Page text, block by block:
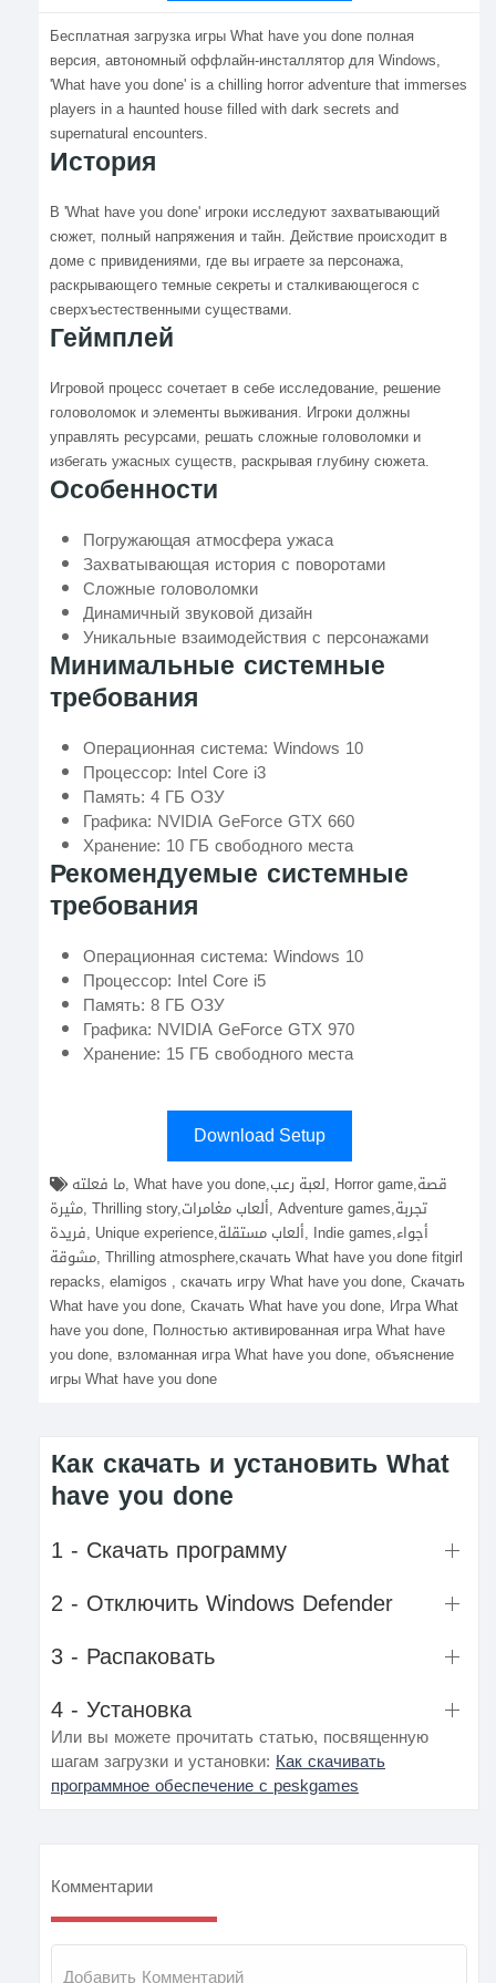
Бесплатная загрузка игры What have you done полная
версия, автономный оффлайн-инсталлятор для Windows,
'What have you done' is a chilling horror adventure that immerses
players in a haunted house filled with dark secrets and
supernatural encounters.
История
В 'What have you done' игроки исследуют захватывающий
сюжет, полный напряжения и тайн. Действие происходит в
доме с привидениями, где вы играете за персонажа,
раскрывающего темные секреты и сталкивающегося с
сверхъестественными существами.
Геймплей
Игровой процесс сочетает в себе исследование, решение
головоломок и элементы выживания. Игроки должны
управлять ресурсами, решать сложные головоломки и
избегать ужасных существ, раскрывая глубину сюжета.
Особенности
Погружающая атмосфера ужаса
Захватывающая история с поворотами
Сложные головоломки
Динамичный звуковой дизайн
Уникальные взаимодействия с персонажами
Минимальные системные
требования
Операционная система: Windows 10
Процессор: Intel Core i3
Память: 4 ГБ ОЗУ
Графика: NVIDIA GeForce GTX 660
Хранение: 10 ГБ свободного места
Рекомендуемые системные
требования
Операционная система: Windows 10
Процессор: Intel Core i5
Память: 8 ГБ ОЗУ
Графика: NVIDIA GeForce GTX 970
Хранение: 15 ГБ свободного места
Download Setup
مثيرة, Thrilling story,ألعاب مغامرات, Adventure games,تجربة
فريدة, Unique experience,ألعاب مستقلة, Indie games,أجواء
مشوقة, Thrilling atmosphere,скачать What have you done fitgirl
repacks, elamigos , скачать игру What have you done, Скачать
What have you done, Скачать What have you done, Игра What
have you done, Полностью активированная игра What have
you done, взломанная игра What have you done, объяснение
игры What have you done
Как скачать и установить What
have you done
1 - Скачать программу
2 - Отключить Windows Defender
3 - Распаковать
4 - Установка
Или вы можете прочитать статью, посвященную
шагам загрузки и установки: Как скачивать
программное обеспечение с peskgames
Комментарии